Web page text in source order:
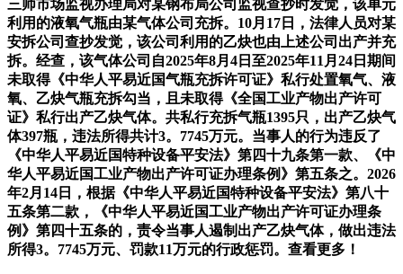
三师市场监视办理局对某钢布局公司监视查抄时发觉，该单元
利用的液氧气瓶由某气体公司充拆。10月17日，法律人员对某
安拆公司查抄发觉，该公司利用的乙炔也由上述公司出产并充
拆。经查，该气体公司自2025年8月4日至2025年11月24日期间
未取得《中华人平易近国气瓶充拆许可证》私行处置氧气、液
氧、乙炔气瓶充拆勾当，且未取得《全国工业产物出产许可
证》私行出产乙炔气体。共私行充拆气瓶1395只，出产乙炔气
体397瓶，违法所得共计3。7745万元。当事人的行为违反了
《中华人平易近国特种设备平安法》第四十九条第一款、《中
华人平易近国工业产物出产许可证办理条例》第五条之。2026
年2月14日，根据《中华人平易近国特种设备平安法》第八十
五条第二款，《中华人平易近国工业产物出产许可证办理条
例》第四十五条的，责令当事人遏制出产乙炔气体，做出违法
所得3。7745万元、罚款11万元的行政惩罚。查看更多！